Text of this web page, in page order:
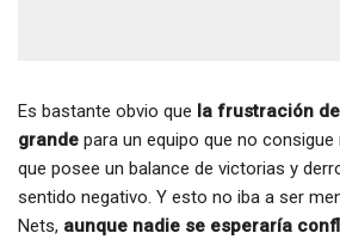
Es bastante obvio que la frustración
grande para un equipo que no
que posee un balance de victorias y
sentido negativo. Y esto no iba a ser
Nets, aunque nadie se esperaría